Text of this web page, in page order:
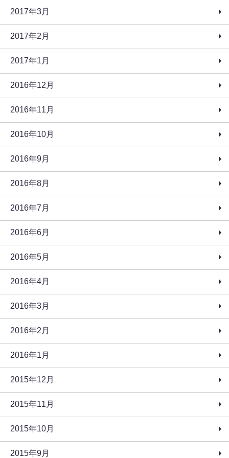
2017年3月
2017年2月
2017年1月
2016年12月
2016年11月
2016年10月
2016年9月
2016年8月
2016年7月
2016年6月
2016年5月
2016年4月
2016年3月
2016年2月
2016年1月
2015年12月
2015年11月
2015年10月
2015年9月